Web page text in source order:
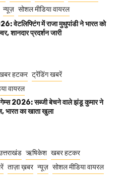
न्यूज़ सोशल मीडिया वायरल
वेटलिफ्टिंग में राजा मुथुपांडी ने भारत को
शानदार प्रदर्शन जारी
हटकर ट्रेंडिंग खबरें
वायरल
2026: सब्जी बेचने वाले झंडू कुमार ने
भारत का खाता खुला
ऋषिकेश खबर हटकर
ताज़ा ख़बर न्यूज़ सोशल मीडिया वायरल